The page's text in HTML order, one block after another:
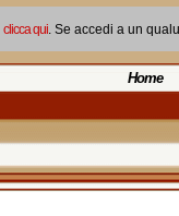
clicca qui. Se accedi a un
Home